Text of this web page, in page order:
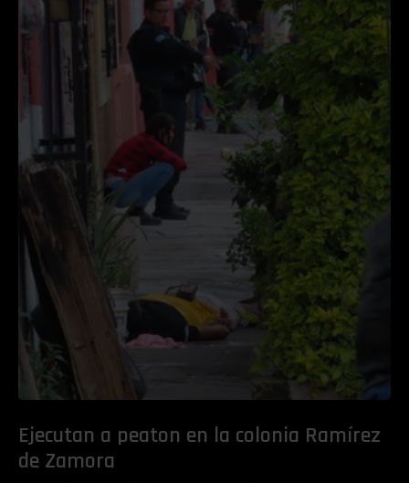
Ejecutan a peaton en la colonia Ramírez
de Zamora